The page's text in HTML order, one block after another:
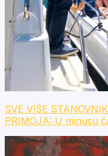
SVE VIŠE
PRIMOJA: U minusu